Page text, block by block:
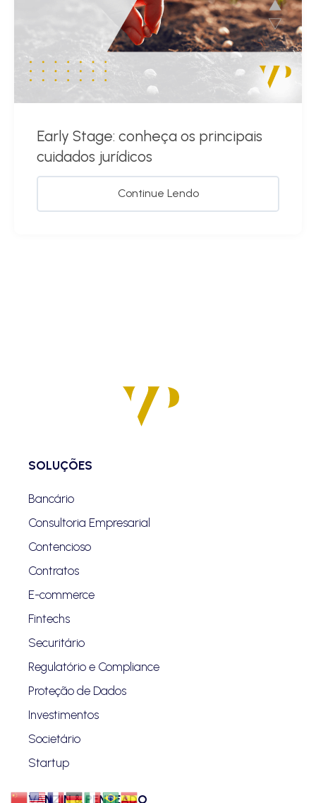
Early Stage: conheça os principais
cuidados jurídicos
Continue Lendo
SOLUÇÕES
Bancário
Consultoria Empresarial
Contencioso
Contratos
E-commerce
Fintechs
Securitário
Regulatório e Compliance
Proteção de Dados
Investimentos
Societário
Startup
VANZIN & PENTEADO